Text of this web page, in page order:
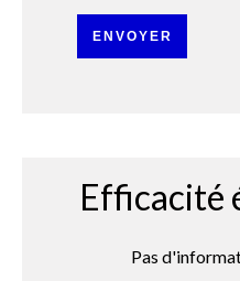
ENVOYER
Efficacité
Pas